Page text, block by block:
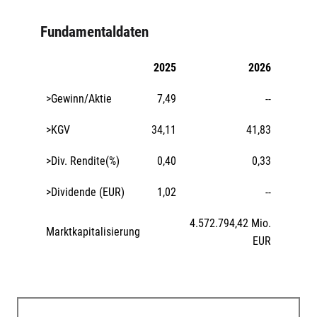
Fundamentaldaten
2025 2026
Marktkapitalisierung
4.572.794,42 Mio.
EUR
>Gewinn/Aktie 7,49 --
>KGV 34,11 41,83
>Div. Rendite(%) 0,40 0,33
>Dividende (EUR) 1,02 --